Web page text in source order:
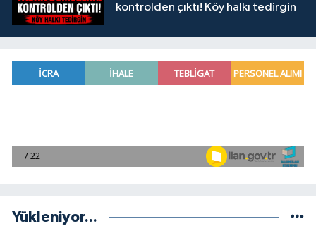
kontrolden çıktı! Köy halkı tedirgin
Yükleniyor...